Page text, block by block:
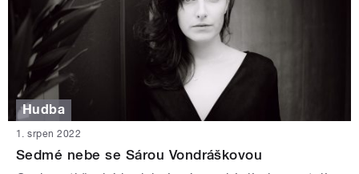
Hudba
1. srpen 2022
Sedmé nebe se Sárou Vondráškovou